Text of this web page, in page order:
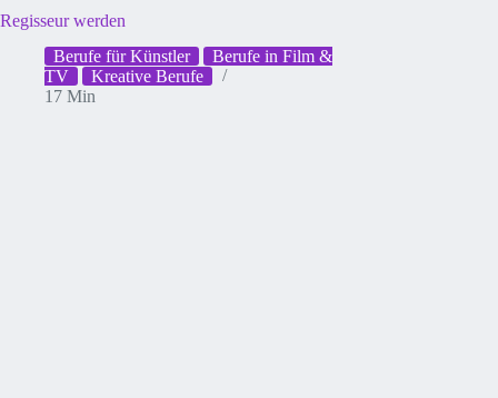
Regisseur werden
Berufe für Künstler
Berufe in Film &
TV
Kreative Berufe
17 Min